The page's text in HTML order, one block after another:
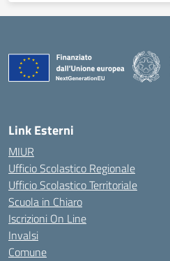
Link Esterni
MIUR
Ufficio Scolastico Regionale
Ufficio Scolastico Territoriale
Scuola in Chiaro
Iscrizioni On Line
Invalsi
Comune